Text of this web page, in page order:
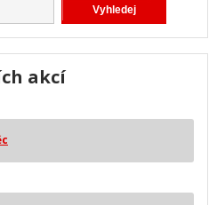
akcí